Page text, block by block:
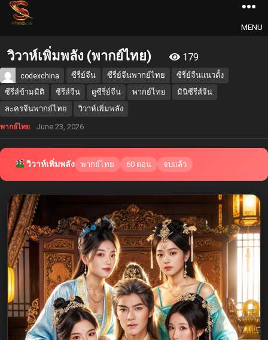
MENU
วิวาห์เพิ่มพลัง (พากย์ไทย) 179
codexchina ซีรี่ย์จีน ซีรี่ย์จีนพากย์ไทย
ซีรี่ย์จีนแนวตั้ง
ซีรีส์ข้ามมิติ
ซีรีส์จีน ดูซีรี่ย์จีน พากย์ไทย
มินิซีรีส์จีน
ละครจีนพากย์ไทย
วิวาห์เพิ่มพลัง
พากย์ไทย June 23, 2026
วิวาห์เพิ่มพลัง พากย์ไทย 60 ตอน จบแล้ว